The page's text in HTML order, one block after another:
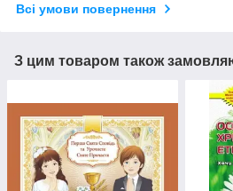
Всі умови повернення
З цим товаром також